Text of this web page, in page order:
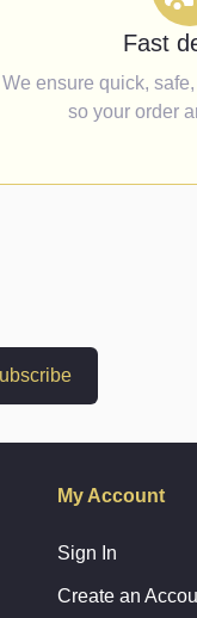
Fast
We ensure quick,
so your order
My Account
Sign In
Create an